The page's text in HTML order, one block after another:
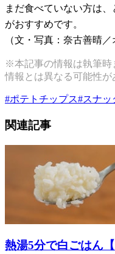
まだ食べていない方は
がおすすめです。
（文・写真：奈古善晴／
※本記事の情報は執筆時
情報とは異なる可能性
#ポテトチップス#スナッ
関連記事
熱湯5分で白ごはん